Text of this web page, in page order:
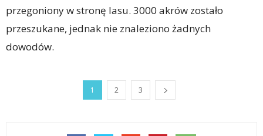
przegoniony w stronę lasu. 3000 akrów zostało
przeszukane, jednak nie znaleziono żadnych
dowodów.
1 2 3